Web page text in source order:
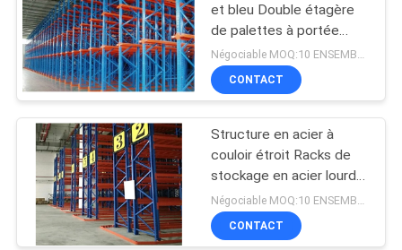
DEMANDEZ
UNE
CITATION
PLAN
SITE
et bleu Double étagère
de palettes à portée
profonde 5 à 8 couchesNégociable MOQ:10 ENSEMBLES
CONTACT
Structure en acier à
couloir étroit Racks de
stockage en acier lourd /
Racks de palettes
industriels
Négociable MOQ:10 ENSEMBLES
CONTACT